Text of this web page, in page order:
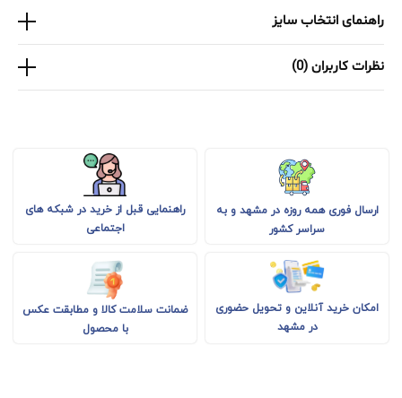
راهنمای انتخاب سایز
نظرات کاربران (0)
ارسال فوری همه روزه در مشهد و به
سراسر کشور
راهنمایی قبل از خرید در شبکه های
اجتماعی
امکان خرید آنلاین و تحویل حضوری
در مشهد
ضمانت سلامت کالا و مطابقت عکس
با محصول